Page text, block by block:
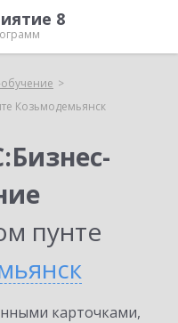
8
Козьмодемьянск
пунте
карточками,